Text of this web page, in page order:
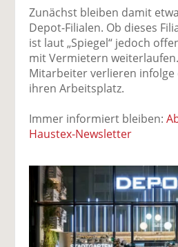
Zunächst bleiben damit
Depot-Filialen. Ob dieses
ist laut „Spiegel“ jedoch
mit Vermietern
Mitarbeiter verlieren infolge
ihren Arbeitsplatz.
Immer informiert bleiben:
Haustex-Newsletter